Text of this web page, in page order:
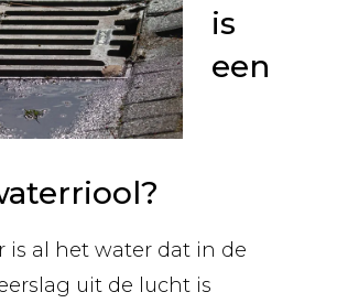
is
een
is al het water dat in de
uit de lucht is